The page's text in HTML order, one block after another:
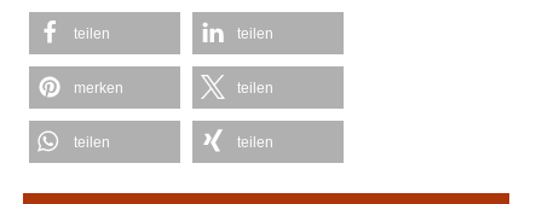
teilen teilen
merken teilen
teilen teilen